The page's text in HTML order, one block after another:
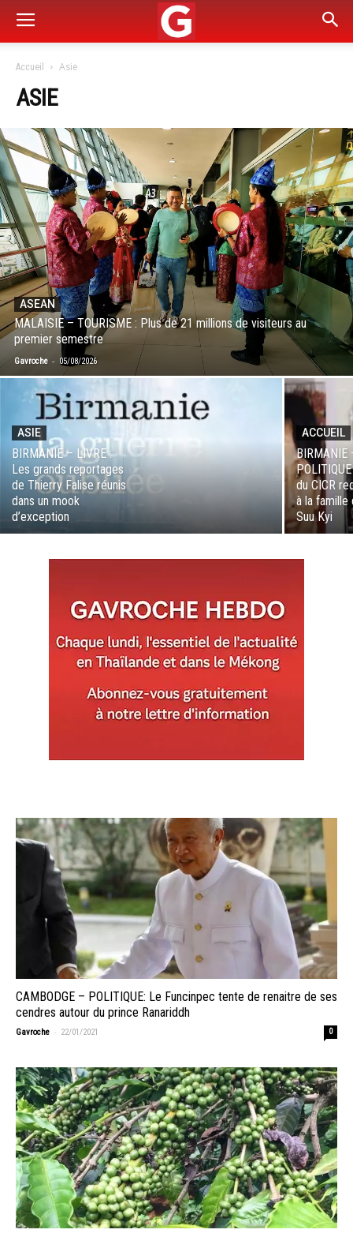
Accueil Asie
ASIE
ASEAN
MALAISIE – TOURISME : Plus de 21 millions de visiteurs au
premier semestre
Gavroche - 05/08/2026
ASIE
BIRMANIE – LIVRE :
Les grands reportages
de Thierry Falise réunis
dans un mook
d’exception
ACCUEIL
BIRMANIE
du CICR
à la famille
Suu Kyi
CAMBODGE – POLITIQUE: Le Funcinpec tente de renaitre de ses
cendres autour du prince Ranariddh
Gavroche - 22/01/2021 0